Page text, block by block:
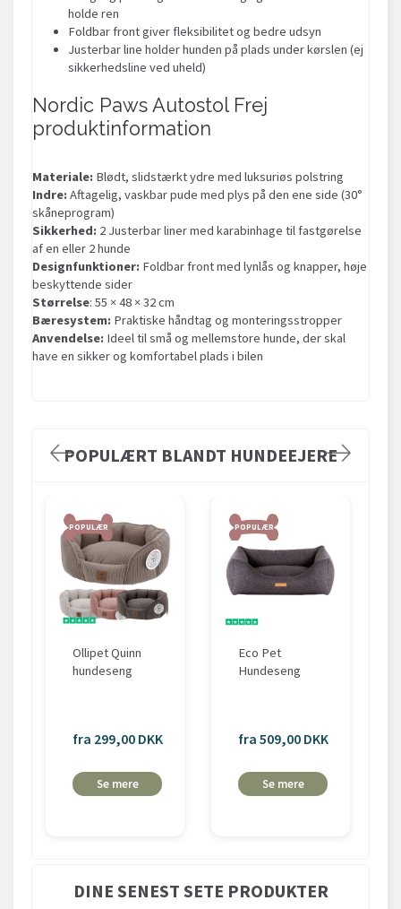
holde ren
Foldbar front giver fleksibilitet og bedre udsyn
Justerbar line holder hunden på plads under kørslen (ej
sikkerhedsline ved uheld)
Nordic Paws Autostol Frej
produktinformation
Materiale: Blødt, slidstærkt ydre med luksuriøs polstring
Indre:Aftagelig, vaskbar pude med plys på den ene side (30°
skåneprogram)
Sikkerhed: 2 Justerbar liner med karabinhage til fastgørelse
af en eller 2 hunde
Designfunktioner: Foldbar front med lynlås og knapper, høje
beskyttende sider
Størrelse: 55 × 48 × 32 cm
Bæresystem: Praktiske håndtag og monteringsstropper
Anvendelse: Ideel til små og mellemstore hunde, der skal
have en sikker og komfortabel plads i bilen
POPULÆRT BLANDT HUNDEEJERE
POPULÆR
Ollipet Quinn
hundeseng
fra 299,00 DKK
Se mere
POPULÆR
Eco Pet
Hundeseng
fra 509,00 DKK
Se mere
DINE SENEST SETE PRODUKTER